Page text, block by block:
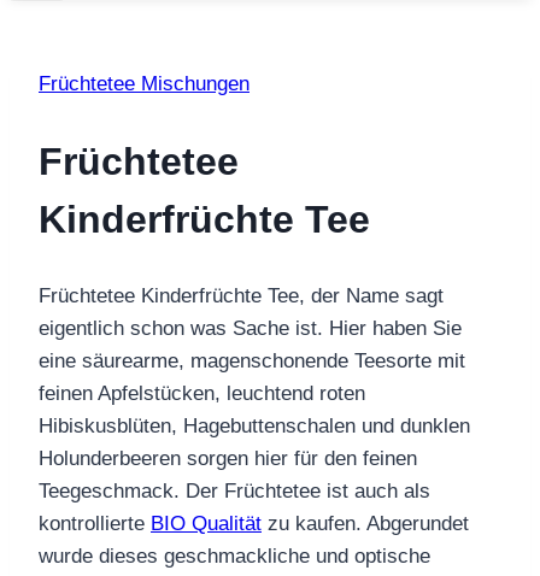
Früchtetee Mischungen
Früchtetee
Kinderfrüchte Tee
Früchtetee Kinderfrüchte Tee, der Name sagt
eigentlich schon was Sache ist. Hier haben Sie
eine säurearme, magenschonende Teesorte mit
feinen Apfelstücken, leuchtend roten
Hibiskusblüten, Hagebuttenschalen und dunklen
Holunderbeeren sorgen hier für den feinen
Teegeschmack. Der Früchtetee ist auch als
kontrollierte BIO Qualität zu kaufen. Abgerundet
wurde dieses geschmackliche und optische